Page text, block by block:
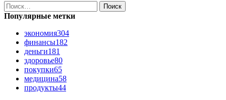
Найти:
Популярные метки
экономия304
финансы182
деньги181
здоровье80
покупки65
медицина58
продукты44